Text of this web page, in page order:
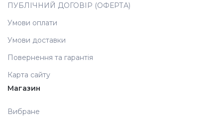
ПУБЛІЧНИЙ ДОГОВІР (ОФЕРТА)
Умови оплати
Умови доставки
Повернення та гарантія
Карта сайту
Магазин
Вибране